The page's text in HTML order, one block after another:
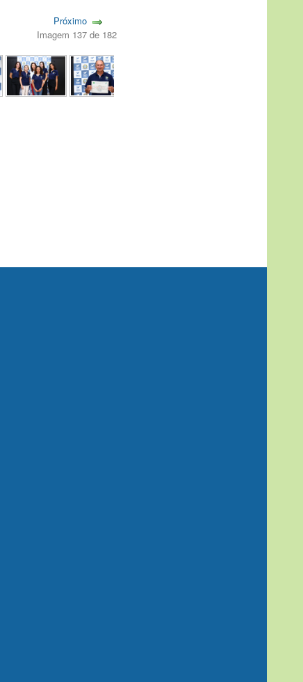
Próximo
Imagem 137 de 182